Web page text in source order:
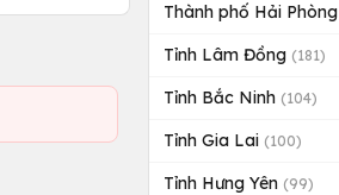
Thành phố Hải Phòng
Tỉnh Lâm Đồng (181)
Tỉnh Bắc Ninh (104)
Tỉnh Gia Lai (100)
Tỉnh Hưng Yên (99)